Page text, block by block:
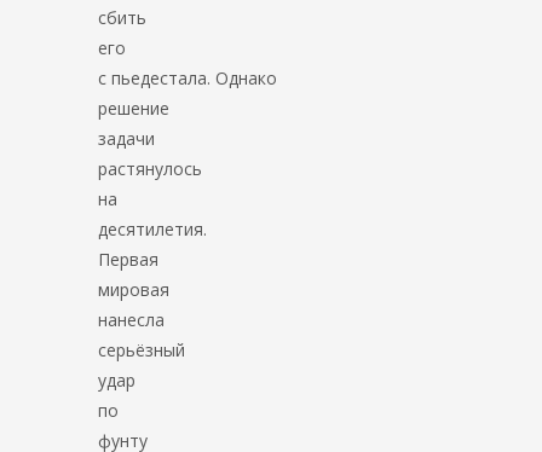
сбить
его
с пьедестала. Однако
решение
задачи
растянулось
на
десятилетия.
Первая
мировая
нанесла
серьёзный
удар
по
фунту